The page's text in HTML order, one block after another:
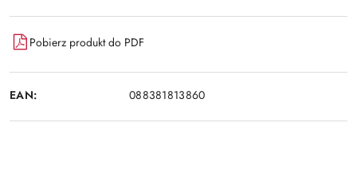
Pobierz produkt do PDF
EAN: 088381813860